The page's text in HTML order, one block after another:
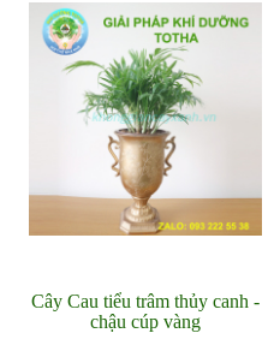
Cây Cau tiểu trâm thủy canh -
chậu cúp vàng